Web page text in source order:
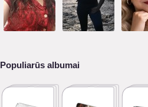
Populiarūs albumai